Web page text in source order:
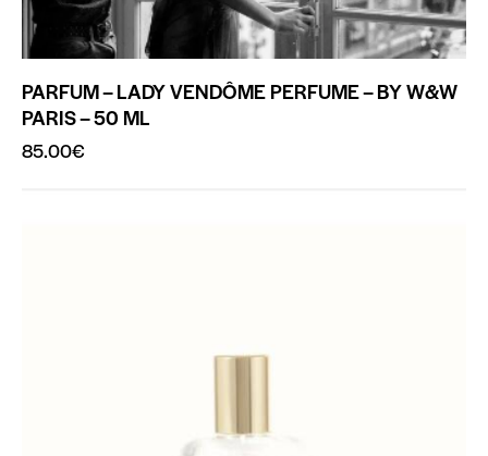
PARFUM – LADY VENDÔME PERFUME – BY W&W
PARIS – 50 ML
85.00€